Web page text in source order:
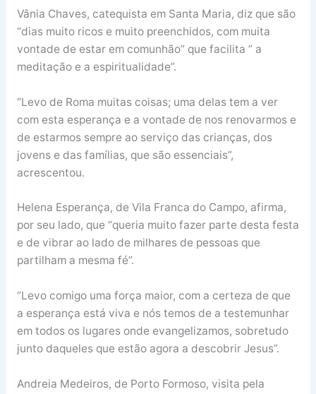
Vânia Chaves, catequista em Santa Maria, diz que são
“dias muito ricos e muito preenchidos, com muita
vontade de estar em comunhão” que facilita ” a
meditação e a espiritualidade”.
“Levo de Roma muitas coisas; uma delas tem a ver
com esta esperança e a vontade de nos renovarmos e
de estarmos sempre ao serviço das crianças, dos
jovens e das famílias, que são essenciais”,
acrescentou.
Helena Esperança, de Vila Franca do Campo, afirma,
por seu lado, que “queria muito fazer parte desta festa
e de vibrar ao lado de milhares de pessoas que
partilham a mesma fé”.
“Levo comigo uma força maior, com a certeza de que
a esperança está viva e nós temos de a testemunhar
em todos os lugares onde evangelizamos, sobretudo
junto daqueles que estão agora a descobrir Jesus”.
Andreia Medeiros, de Porto Formoso, visita pela